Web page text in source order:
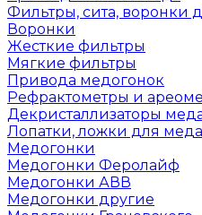
Фильтры, сита, воронки
Воронки
Жесткие фильтры
Мягкие фильтры
Привода медогонок
Рефрактометры и
Декристаллизаторы
Лопатки, ложки для меда
Медогонки
Медогонки Феролайф
Медогонки АВВ
Медогонки другие